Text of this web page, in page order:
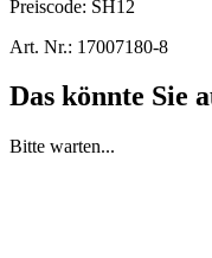
Preiscode: SH12
Art. Nr.: 17007180-8
Das könnte Sie
Bitte warten...